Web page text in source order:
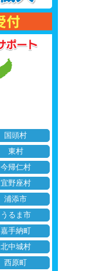
国頭村
東村
今帰仁村
宜野座村
浦添市
うるま市
嘉手納町
北中城村
西原町